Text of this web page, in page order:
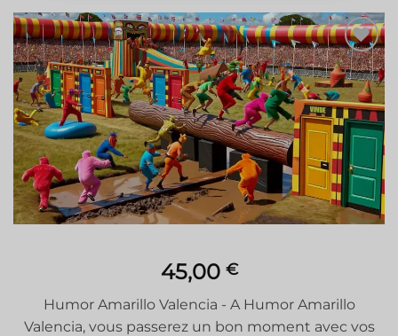
Ajouter
à la liste
de
souhaits
45,00 €
Humor Amarillo Valencia - A Humor Amarillo
Valencia, vous passerez un bon moment avec vos